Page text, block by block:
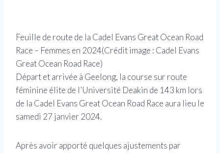
Feuille de route de la Cadel Evans Great Ocean Road
Race – Femmes en 2024(Crédit image : Cadel Evans
Great Ocean Road Race)
Départ et arrivée à Geelong, la course sur route
féminine élite de l’Université Deakin de 143 km lors
de la Cadel Evans Great Ocean Road Race aura lieu le
samedi 27 janvier 2024.
Après avoir apporté quelques ajustements par